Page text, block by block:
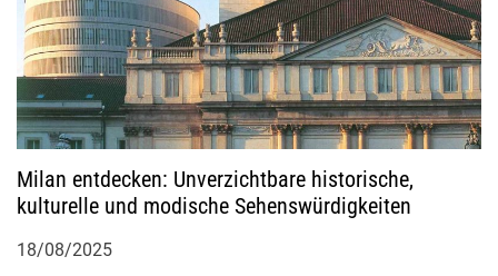
Milan entdecken: Unverzichtbare historische,
kulturelle und modische Sehenswürdigkeiten
18/08/2025